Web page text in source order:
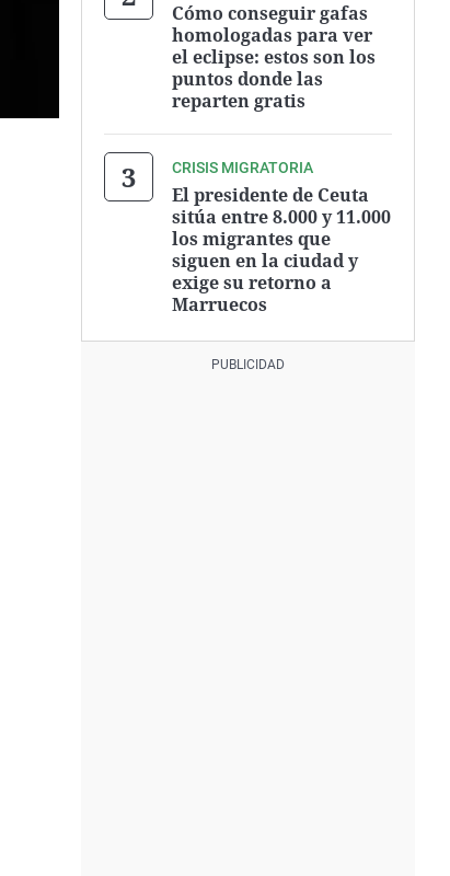
Cómo conseguir gafas
homologadas para ver
el eclipse: estos son los
puntos donde las
reparten gratis
CRISIS MIGRATORIA
El presidente de Ceuta
sitúa entre 8.000 y 11.000
los migrantes que
siguen en la ciudad y
exige su retorno a
Marruecos